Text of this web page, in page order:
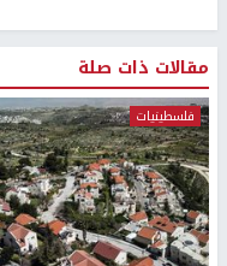
مقالات ذات صلة
فلسطينيات